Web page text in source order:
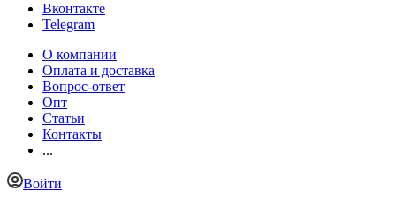
Вконтакте
Telegram
О компании
Оплата и доставка
Вопрос-ответ
Опт
Статьи
Контакты
...
Войти